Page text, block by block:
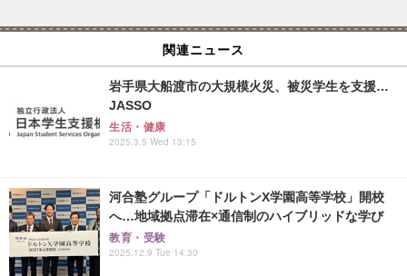
関連ニュース
岩手県大船渡市の大規模火災、被災学生を支援…
JASSO
生活・健康
2025.3.5 Wed 13:15
河合塾グループ「ドルトンX学園高等学校」開校
へ…地域拠点滞在×通信制のハイブリッドな学び
教育・受験
2025.12.9 Tue 14:30